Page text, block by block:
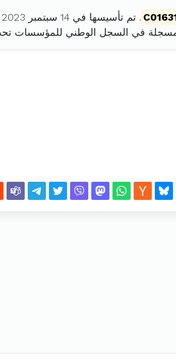
. تم تأسيسها في 14 سبتمبر 2023 برأس مال قدره
في السجل الوطني للمؤسسات